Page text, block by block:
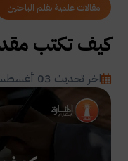
مقالات علمية بقلم الباحثين
كيف تكتب
اخر تحديث 03 أغسطس 2026